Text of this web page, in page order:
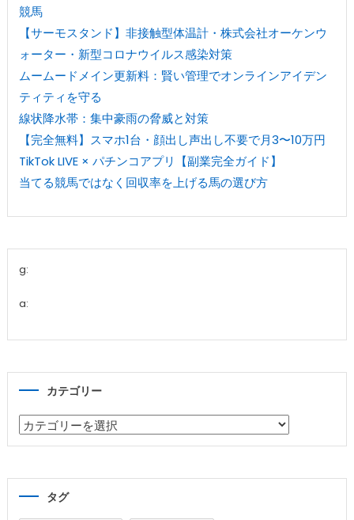
競馬
【サーモスタンド】非接触型体温計・株式会社オーケンウ
ォーター・新型コロナウイルス感染対策
ムームードメイン更新料：賢い管理でオンラインアイデン
ティティを守る
線状降水帯：集中豪雨の脅威と対策
【完全無料】スマホ1台・顔出し声出し不要で月3〜10万円
TikTok LIVE × パチンコアプリ【副業完全ガイド】
当てる競馬ではなく回収率を上げる馬の選び方
g:
a:
カテゴリー
カ
テ
タグ